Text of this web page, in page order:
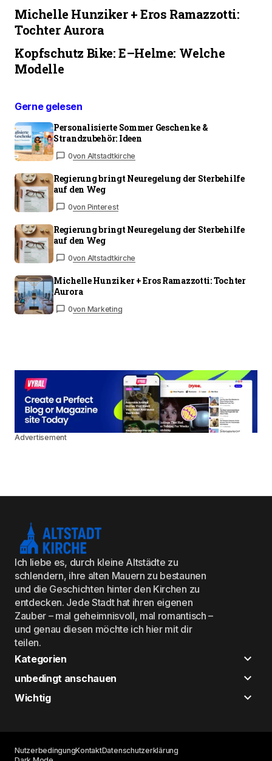
Michelle Hunziker + Eros Ramazzotti:
Tochter Aurora
Kopfschutz Bike: E–Helme: Welche
Modelle
Gerne gelesen
Personalisierte Sommer Geschenke &
Strandzubehör: Ideen
0von Altstadtkirche
Regierung bringt Neuregelung der Sterbehilfe
auf den Weg
0von Pinterest
Regierung bringt Neuregelung der Sterbehilfe
auf den Weg
0von Altstadtkirche
Michelle Hunziker + Eros Ramazzotti: Tochter
Aurora
0von Marketing
Advertisement
Ich liebe es, durch kleine Altstädte zu
schlendern, ihre alten Mauern zu bestaunen
und die Geschichten hinter den Kirchen zu
entdecken. Jede Stadt hat ihren eigenen
Zauber – mal geheimnisvoll, mal romantisch –
und genau diesen möchte ich hier mit dir
teilen.
Kategorien
unbedingt anschauen
Wichtig
NutzerbedingungKontaktDatenschutzerklärung